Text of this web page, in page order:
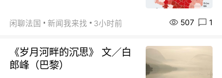
闲聊法国 新闻我来找 3小时前 507 1
《岁月河畔的沉思》 文／白
郎峰（巴黎）